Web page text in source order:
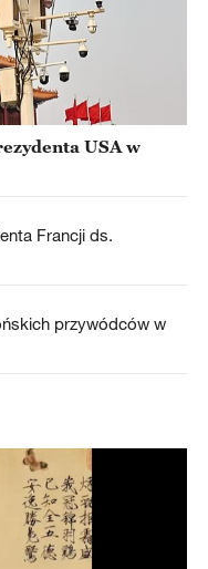
USA w
Francji ds.
przywódców w